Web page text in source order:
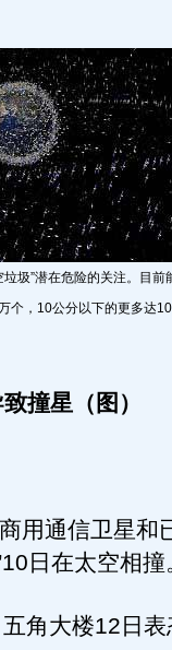
圾”潜在危险的关注。目
个，10公分以下的更多达
撞星（图）
通信卫星和
日在太空相撞
大楼12日表